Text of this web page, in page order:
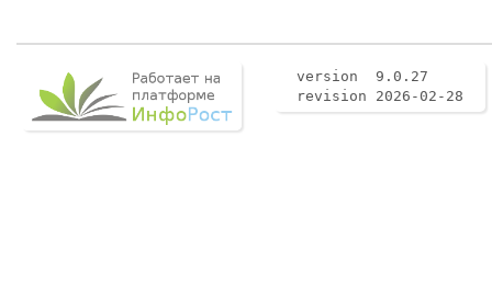
version 9.0.27
revision 2026-02-28